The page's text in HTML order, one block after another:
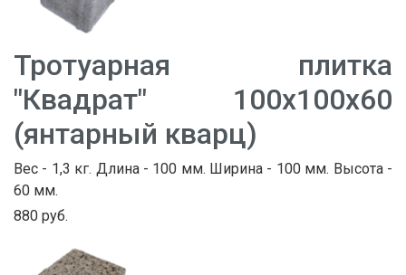
Тротуарная плитка
"Квадрат" 100х100х60
(янтарный кварц)
Вес - 1,3 кг. Длина - 100 мм. Ширина - 100 мм. Высота -
60 мм.
880 руб.